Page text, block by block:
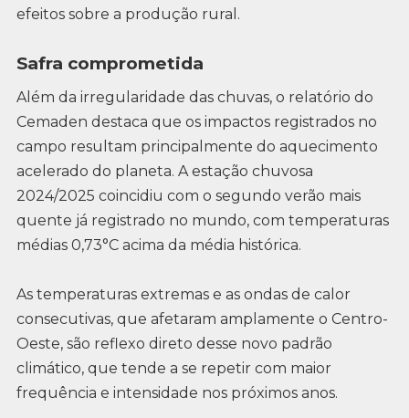
efeitos sobre a produção rural.
Safra comprometida
Além da irregularidade das chuvas, o relatório do
Cemaden destaca que os impactos registrados no
campo resultam principalmente do aquecimento
acelerado do planeta. A estação chuvosa
2024/2025 coincidiu com o segundo verão mais
quente já registrado no mundo, com temperaturas
médias 0,73°C acima da média histórica.
As temperaturas extremas e as ondas de calor
consecutivas, que afetaram amplamente o Centro-
Oeste, são reflexo direto desse novo padrão
climático, que tende a se repetir com maior
frequência e intensidade nos próximos anos.